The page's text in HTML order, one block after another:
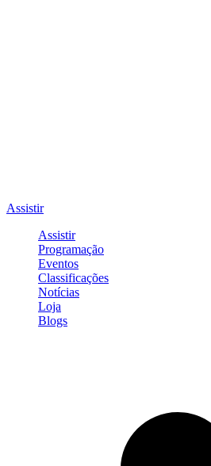
Assistir
Assistir
Programação
Eventos
Classificações
Notícias
Loja
Blogs